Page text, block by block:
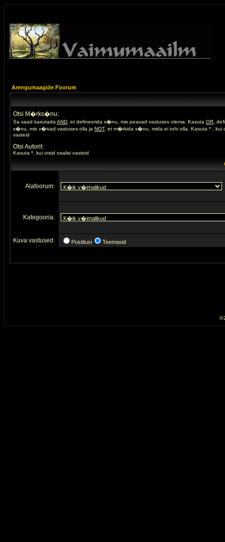
Arengumaagide Foorum
Otsi M�rks�nu:
Sa saad kasutada AND , et defineerida s�nu, mis peavad vastuses olema. Kasuta OR ,
s�nu, mis v�ivad vastuses olla ja NOT, et m�rkida s�nu, mida ei tohi olla. Kasuta * , kui
vasteid
Otsi Autorit:
Kasuta *, kui otsid osalisi vasteid
Alafoorum:
Kategooria:
Kuva vastused: Postitusi Teemasid
©